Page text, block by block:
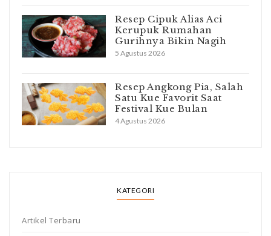
Resep Cipuk Alias Aci
Kerupuk Rumahan
Gurihnya Bikin Nagih
5 Agustus 2026
Resep Angkong Pia, Salah
Satu Kue Favorit Saat
Festival Kue Bulan
4 Agustus 2026
KATEGORI
Artikel Terbaru